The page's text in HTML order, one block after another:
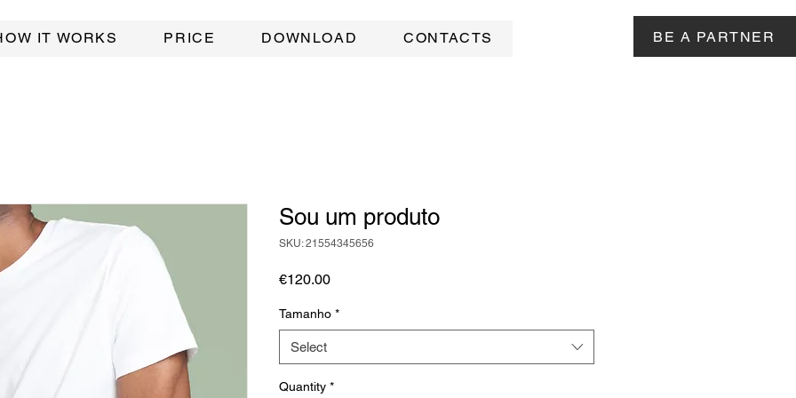
IT WORKS PRICE DOWNLOAD CONTACTS BE A PARTNER
Sou um produto
SKU: 21554345656
€120.00Price
Tamanho *
Select
Quantity *